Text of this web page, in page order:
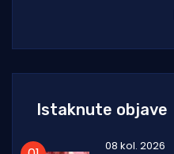
Istaknute objave
08 kol. 2026